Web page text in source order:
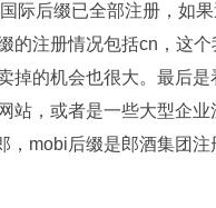
际后缀已全部注册，如
的注册情况包括cn，这
掉的机会也很大。最后
站，或者是一些大型企
mobi后缀是郎酒集团